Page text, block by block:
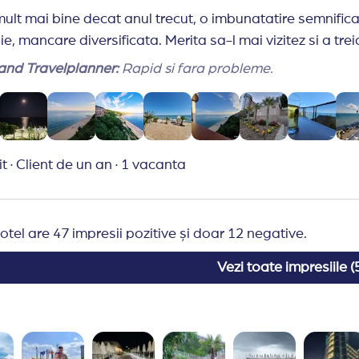
euro per camera si 100 de euro per apartament, ca
Depozitul respectiv este returnat oaspetelui la
nu exista facturi pentru servicii suplimentare utilizate.
purtata in permamenta.
nu va curata camera.
achita o penalizare la receptie.
in afara hotelului.
asupra serviciilor, fara o notificare in prealabil.
mai bine decat anul trecut, o imbunatatire
mancare diversificata. Merita sa-l mai vizitez si a
Travelplanner: Rapid si fara probleme.
· Client de un an · 1 vacanta
are 47 impresii pozitive și doar 12 negative.
Vezi toate impresiile (